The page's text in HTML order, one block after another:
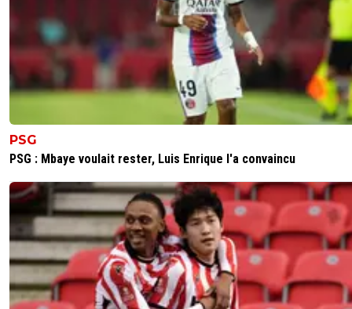
dom
Alors ? THE "Decison" ?? 😂
1+ Répondre
PSG
PSG : Mbaye voulait rester, Luis Enrique l'a convaincu